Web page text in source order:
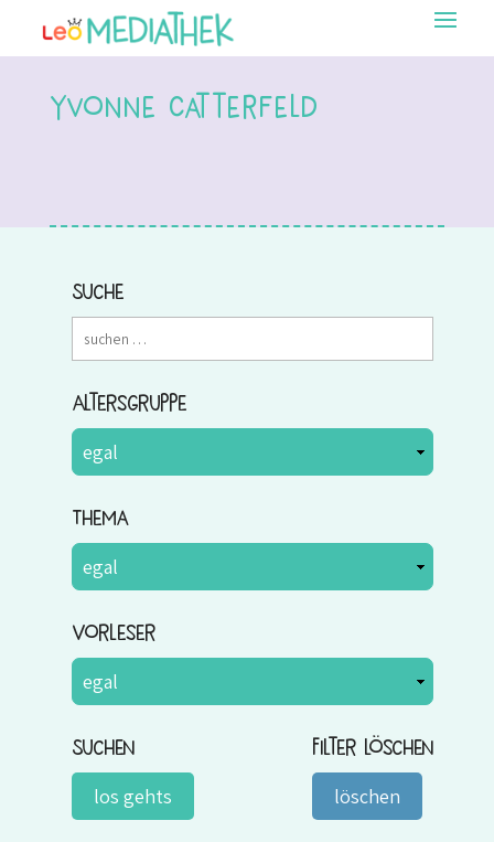
Yvonne Catterfeld
Suche
Altersgruppe
Thema
Vorleser
Suchen Filter löschen